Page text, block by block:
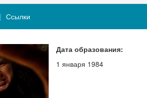
Ссылки
Дата образования:
1 января 1984